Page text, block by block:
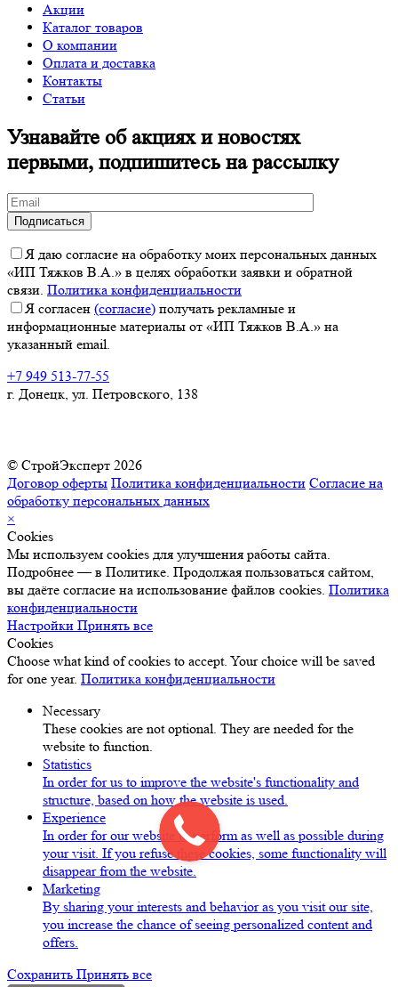
Акции
Каталог товаров
О компании
Оплата и доставка
Контакты
Статьи
Узнавайте об акциях и новостях
первыми, подпишитесь на рассылку
Я даю согласие на обработку моих персональных данных
«ИП Тяжков В.А.» в целях обработки заявки и обратной
связи. Политика конфиденциальности
Я согласен (согласие) получать рекламные и
информационные материалы от «ИП Тяжков В.А.» на
указанный email.
+7 949 513-77-55
г. Донецк, ул. Петровского, 138
© СтройЭксперт 2026
Договор оферты Политика конфиденциальности Согласие на
обработку персональных данных
×
Cookies
Мы используем cookies для улучшения работы сайта.
Подробнее — в Политике. Продолжая пользоваться сайтом,
вы даёте согласие на использование файлов cookies. Политика
конфиденциальности
Настройки Принять все
Cookies
Choose what kind of cookies to accept. Your choice will be saved
for one year. Политика конфиденциальности
Necessary
These cookies are not optional. They are needed for the
website to function.
Statistics
In order for us to improve the website's functionality and
structure, based on how the website is used.
Experience
In order for our website to perform as well as possible during
your visit. If you refuse these cookies, some functionality will
disappear from the website.
Marketing
By sharing your interests and behavior as you visit our site,
you increase the chance of seeing personalized content and
offers.
Сохранить Принять все